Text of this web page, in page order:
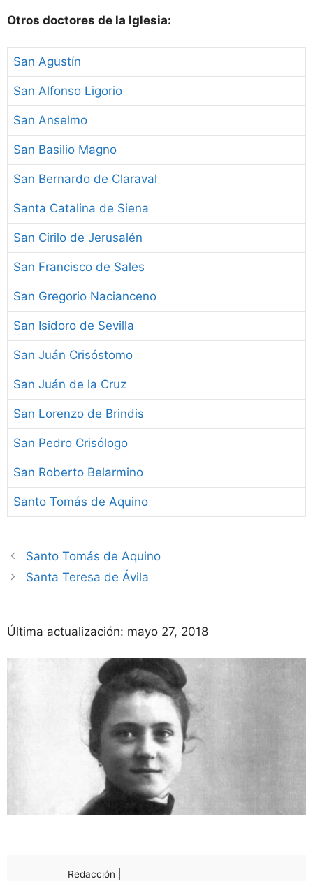
Otros doctores de la Iglesia:
San Agustín
San Alfonso Ligorio
San Anselmo
San Basilio Magno
San Bernardo de Claraval
Santa Catalina de Siena
San Cirilo de Jerusalén
San Francisco de Sales
San Gregorio Nacianceno
San Isidoro de Sevilla
San Juán Crisóstomo
San Juán de la Cruz
San Lorenzo de Brindis
San Pedro Crisólogo
San Roberto Belarmino
Santo Tomás de Aquino
Santo Tomás de Aquino
Santa Teresa de Ávila
Última actualización: mayo 27, 2018
Redacción |